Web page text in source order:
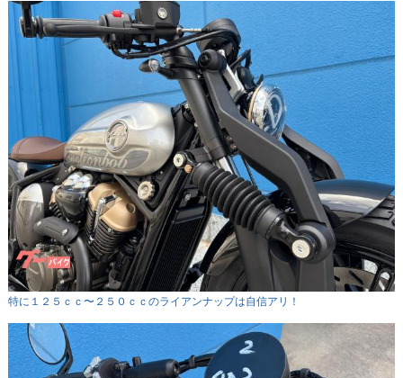
特に１２５ｃｃ〜２５０ｃｃのライアンナップは自信アリ！